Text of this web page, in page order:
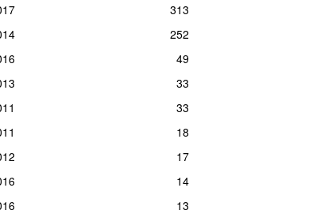
313
252
49
33
33
18
17
14
13